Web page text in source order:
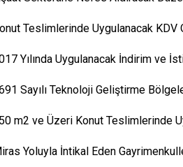
Teslimlerinde Uygulanacak KDV
Yılında Uygulanacak İndirim ve
Sayılı Teknoloji Geliştirme
m2 ve Üzeri Konut Teslimlerinde
Yoluyla İntikal Eden